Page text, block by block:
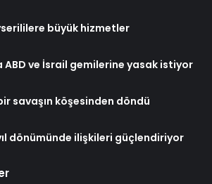
büyük hizmetler
ve İsrail gemilerine yasak istiyor
savaşın köşesinden döndü
yıl dönümünde ilişkileri güçlendiriyor